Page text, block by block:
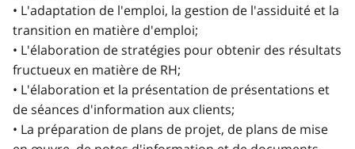
• L'adaptation de l'emploi, la gestion de l'assiduité et la
transition en matière d'emploi;
• L'élaboration de stratégies pour obtenir des résultats
fructueux en matière de RH;
• L'élaboration et la présentation de présentations et
de séances d'information aux clients;
• La préparation de plans de projet, de plans de mise